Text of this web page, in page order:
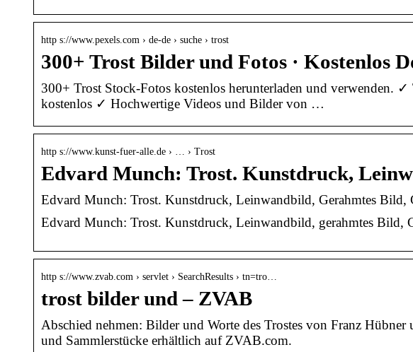
http s://www.pexels.com › de-de › suche › trost
300+ Trost Bilder und Fotos · Kostenlos
300+ Trost Stock-Fotos kostenlos herunterladen und verwenden.
kostenlos ✓ Hochwertige Videos und Bilder von …
http s://www.kunst-fuer-alle.de › … › Trost
Edvard Munch: Trost. Kunstdruck,
Edvard Munch: Trost. Kunstdruck, Leinwandbild, Gerahmtes Bild,
Edvard Munch: Trost. Kunstdruck, Leinwandbild, gerahmtes Bild,
http s://www.zvab.com › servlet › SearchResults › tn=tro…
trost bilder und – ZVAB
Abschied nehmen: Bilder und Worte des Trostes von Franz
und Sammlerstücke erhältlich auf ZVAB.com.